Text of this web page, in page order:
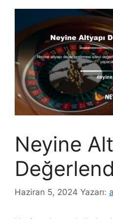
Neyine
Haziran 5, 2024 Yazarı: